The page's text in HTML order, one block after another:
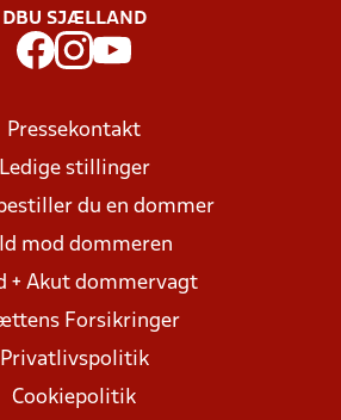
DBU SJÆLLAND
Pressekontakt
Ledige stillinger
du en dommer
mod dommeren
+ Akut dommervagt
Forsikringer
Privatlivspolitik
Cookiepolitik